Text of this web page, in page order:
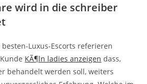
wird in die schreiber
Luxus-Escorts referieren
KÃ¶ln ladies anzeigen dass,
behandelt werden soll, weiters